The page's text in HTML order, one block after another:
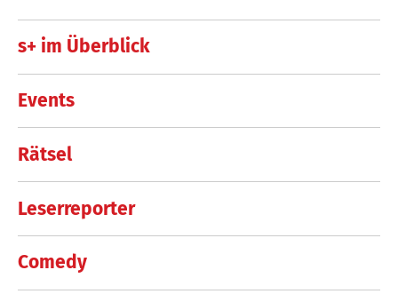
s+ im Überblick
Events
Rätsel
Leserreporter
Comedy